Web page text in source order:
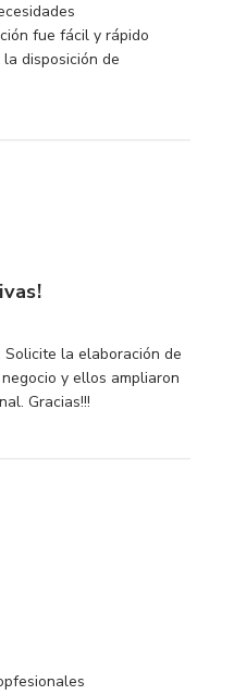
fue fácil y rápido
disposición de
la elaboración de
y ellos ampliaron
Gracias!!!
Excelente atención y